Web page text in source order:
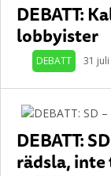
DEBATT:
lobbyister
DEBATT 31
DEBATT:
rädsla,